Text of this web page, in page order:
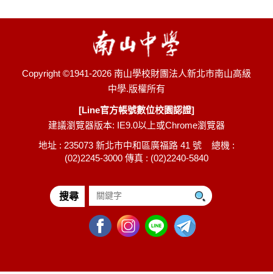
Copyright ©1941-2026 南山學校財團法人新北市南山高級
中學.版權所有
[Line官方帳號數位校園認證]
建議瀏覽器版本: IE9.0以上或Chrome瀏覽器
地址 : 235073 新北市中和區廣福路 41 號 總機 :
(02)2245-3000 傳真 : (02)2240-5840